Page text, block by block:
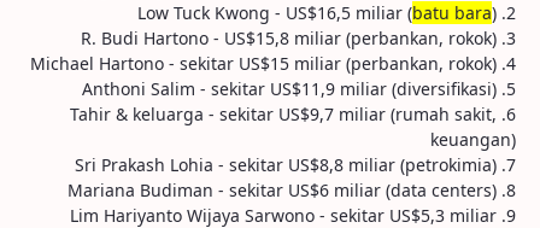
2. Low Tuck Kwong - US$16,5 miliar (
batu bara)
3. R. Budi Hartono - US$15,8 miliar (perbankan, rokok)
4. Michael Hartono - sekitar US$15 miliar (perbankan, rokok)
5. Anthoni Salim - sekitar US$11,9 miliar (diversifikasi)
6. Tahir & keluarga - sekitar US$9,7 miliar (rumah sakit,
keuangan)
7. Sri Prakash Lohia - sekitar US$8,8 miliar (petrokimia)
8. Mariana Budiman - sekitar US$6 miliar (data centers)
9. Lim Hariyanto Wijaya Sarwono - sekitar US$5,3 miliar